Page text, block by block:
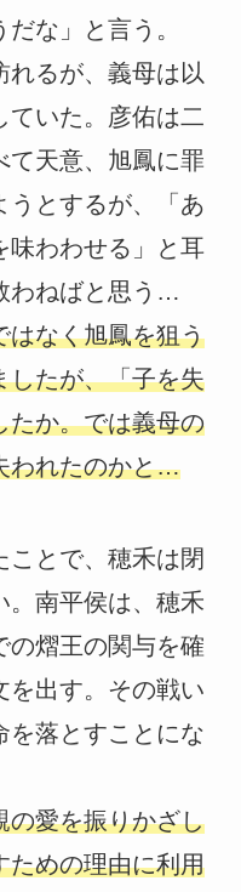
な」と言う。
れるが、義母は以
ていた。彦佑は二
て天意、旭鳳に罪
うとするが、「あ
味わわせる」と耳
わねばと思う…
はなく旭鳳を狙う
したが、「子を失
たか。では義母の
われたのかと…
ことで、穂禾は閉
。南平侯は、穂禾
の熠王の関与を確
を出す。その戦い
を落とすことにな
の愛を振りかざし
ための理由に利用